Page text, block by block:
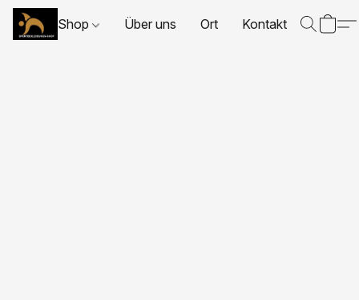
Shop Über uns Ort Kontakt